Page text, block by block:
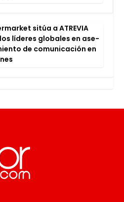
sitúa a ATRE­VIA
líde­res glo­ba­les en ase­
de comu­ni­ca­ción en